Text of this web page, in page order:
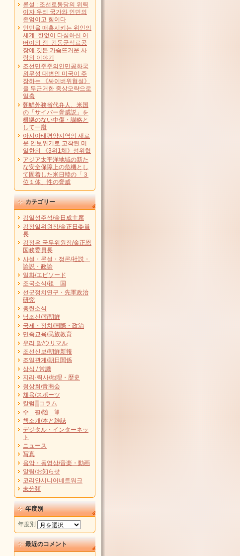
론설 : 조선로동당의 위력
이자 우리 국가와 인민의
존엄이고 힘이다
인민을 매혹시키는 위인의
세계 한없이 다심하신 어
버이의 정 강동군식료공
장에 깃든 가슴뜨거운 사
랑의 이야기
조선민주주의인민공화국
외무성 대변인 미국이 주
장하는 《싸이버위협설》
을 무근거한 중상모략으로
일축
朝鮮外務省代弁人、米国
の「サイバー脅威説」を
根拠のない中傷・謀略と
して一蹴
아시아태평양지역의 새로
운 안보위기로 고착된 미
일한의 《3위1체》성위협
アジア太平洋地域の新た
な安全保障上の危機とし
て固着した米日韓の「３
位１体」性の脅威
カテゴリー
김일성주석/金日成主席
김정일위원장/金正日委員
長
김정은 국무위원장/金正恩
国務委員長
사설・론설・정론/社説・
論説・政論
일화/エピソード
조국소식/祖 国
선군정치연구・先軍政治
研究
총련소식
남조선/南朝鮮
국제・정치/国際・政治
민족교육/民族教育
우리 말/ウリマル
조선신보/朝鮮新報
조일관계/朝日関係
상식 / 常識
지리·력사/地理・歴史
청상회/青商会
체육/スポーツ
칼럼▒コラム
수 필/随 筆
책소개/本と雑誌
デジタル・インターネッ
ト
ニュース
写真
음악・동영상/音楽・動画
알림/お知らせ
코리안시니어네트워크
未分類
年度別
年度別
最近のコメント